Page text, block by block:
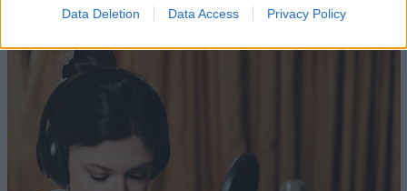
Data Deletion Data Access Privacy Policy
Altri articoli che potrebbero piacerti